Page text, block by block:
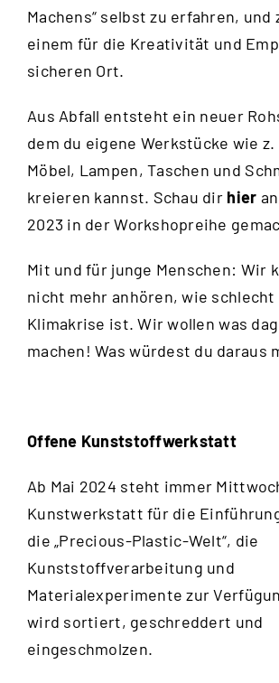
Machens“ selbst zu erfahren, und
einem für die Kreativität und
sicheren Ort.
Aus Abfall entsteht ein neuer
dem du eigene Werkstücke wie z.
Möbel, Lampen, Taschen und
kreieren kannst. Schau dir hier
2023 in der Workshopreihe
Mit und für junge Menschen: Wir
nicht mehr anhören, wie schlecht
Klimakrise ist. Wir wollen was
machen! Was würdest du daraus
Offene Kunststoffwerkstatt
Ab Mai 2024 steht immer
Kunstwerkstatt für die
die „Precious-Plastic-Welt“, die
Kunststoffverarbeitung und
Materialexperimente zur
wird sortiert, geschreddert und
eingeschmolzen.